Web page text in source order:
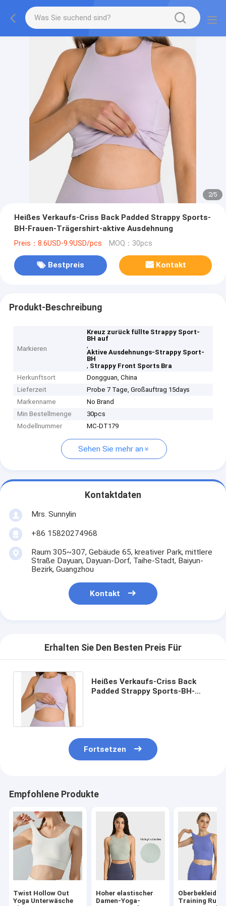
2/5
Heißes Verkaufs-Criss Back Padded Strappy Sports-
BH-Frauen-Trägershirt-aktive Ausdehnung
Preis：8.6USD-9.9USD/pcs MOQ：30pcs
Bestpreis Kontakt
Produkt-Beschreibung
Markieren
Kreuz zurück füllte Strappy Sport-
BH auf
,
Aktive Ausdehnungs-Strappy Sport-
BH
, Strappy Front Sports Bra
Herkunftsort
Dongguan, China
Lieferzeit
Probe 7 Tage, Großauftrag 15days
Markenname
No Brand
Min Bestellmenge
30pcs
Modellnummer
MC-DT179
Sehen Sie mehr an
Kontaktdaten
Mrs. Sunnylin
+86 15820274968
Raum 305~307, Gebäude 65, kreativer Park, mittlere
Straße Dayuan, Dayuan-Dorf, Taihe-Stadt, Baiyun-
Bezirk, Guangzhou
Kontakt
Erhalten Sie Den Besten Preis Für
Heißes Verkaufs-Criss Back
Padded Strappy Sports-BH-
Fortsetzen
Empfohlene Produkte
Twist Hollow Out
Yoga Unterwäsche
Hoher elastischer
Damen-Yoga-
Training